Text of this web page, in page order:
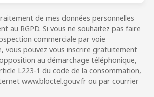
de mes données personnelles
au RGPD. Si vous ne souhaitez pas faire
commerciale par voie
vous pouvez vous inscrire gratuitement
au démarchage téléphonique,
L223-1 du code de la consommation,
www.bloctel.gouv.fr ou par courrier